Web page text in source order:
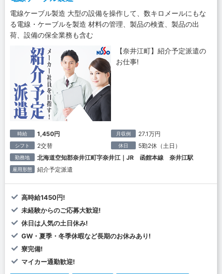
電線ケーブル製造 大型の設備を操作して、数キロメールにもな
る電線・ケーブルを製造 材料の管理、製品の検査、製品の出
荷、設備の保全業務も含む
【奈井江町】紹介予定派遣の
お仕事!
時給 1,450円 月収例 27.1万円
シフト 2交替 休日 5勤2休（土日）
勤務地 北海道空知郡奈井江町字奈井江｜JR 函館本線 奈井江駅
雇用形態 紹介予定派遣
高時給1450円!
未経験からのご応募大歓迎!
休日は人気の土日休み!
GW・夏季・冬季休暇など長期のお休みあり!
寮完備!
マイカー通勤歓迎!